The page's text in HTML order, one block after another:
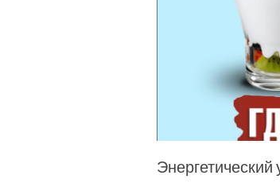
Энергетический